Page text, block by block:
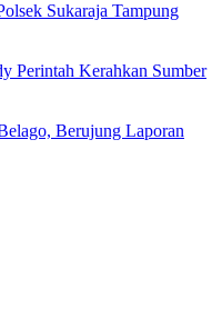
Sukaraja Tampung
Perintah Kerahkan Sumber
Berujung Laporan